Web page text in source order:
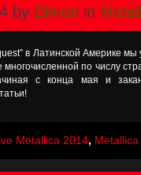
by Dimon in
в Латинской Америке мы
по числу
с конца мая и
Metallica 2014,